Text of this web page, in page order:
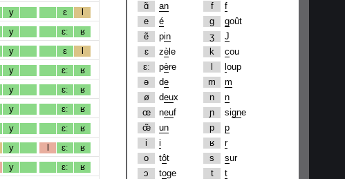
y ɛ l
y ɛː ʁ
y ɛ l
y ɛː ʁ
y ɛː ʁ
y ɛː ʁ
y ɛː ʁ
y l ɛː ʁ
y ɛː ʁ
ɑ̃
an
e
é
ẽ
pin
ɛ
zè le
ɛː
père
ə
de
ø
deux
œ
neuf
œ̃
un
i
i
o
tôt
ɔ
toge
f
f
g
goût
ʒ
J
k
cou
oup
m
m
n
n
ɲ
signe
p
p
ʁ
r
s
sur
t
t